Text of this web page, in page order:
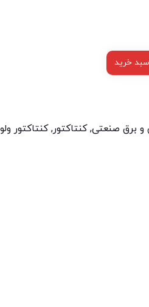
خرید
و برق صنعتی,کنتاکتور,کنتاکتور